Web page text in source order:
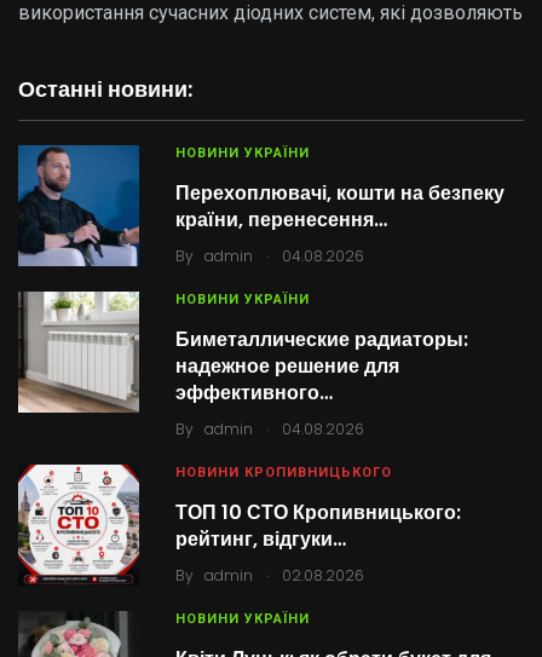
використання сучасних діодних систем, які дозволяють
Останні новини:
НОВИНИ УКРАЇНИ
Перехоплювачі, кошти на безпеку
країни, перенесення…
By admin . 04.08.2026
НОВИНИ УКРАЇНИ
Биметаллические радиаторы:
надежное решение для
эффективного…
By admin . 04.08.2026
НОВИНИ КРОПИВНИЦЬКОГО
ТОП 10 СТО Кропивницького:
рейтинг, відгуки…
By admin . 02.08.2026
НОВИНИ УКРАЇНИ